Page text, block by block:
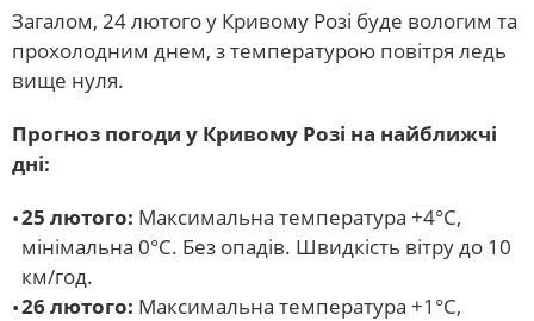
Загалом, 24 лютого у Кривому Розі буде вологим та
прохолодним днем, з температурою повітря ледь
вище нуля.
Прогноз погоди у Кривому Розі на найближчі
дні:
25 лютого: Максимальна температура +4°С,
мінімальна 0°С. Без опадів. Швидкість вітру до 10
км/год.
26 лютого: Максимальна температура +1°С,